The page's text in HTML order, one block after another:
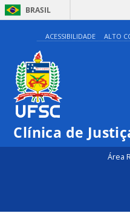
BRASIL
ACESSIBILIDADE ALTO
Clínica de
Área